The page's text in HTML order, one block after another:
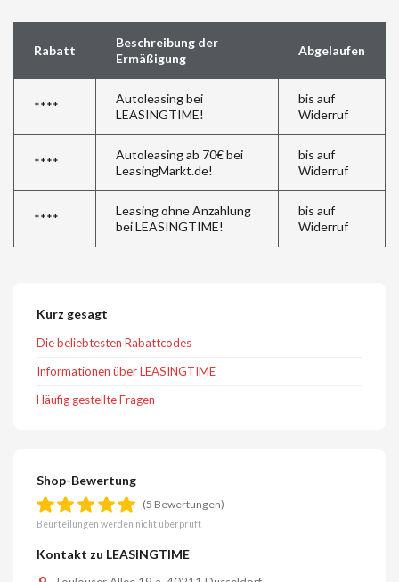
Rabatt
Beschreibung der
Ermäßigung
Abgelaufen
****
Autoleasing bei
LEASINGTIME!
bis auf
Widerruf
****
Autoleasing ab 70€ bei
LeasingMarkt.de!
bis auf
Widerruf
****
Leasing ohne Anzahlung
bei LEASINGTIME!
bis auf
Widerruf
Kurz gesagt
Die beliebtesten Rabattcodes
Informationen über LEASINGTIME
Häufig gestellte Fragen
Shop-Bewertung
(5 Bewertungen)
Beurteilungen werden nicht überprüft
Kontakt zu LEASINGTIME